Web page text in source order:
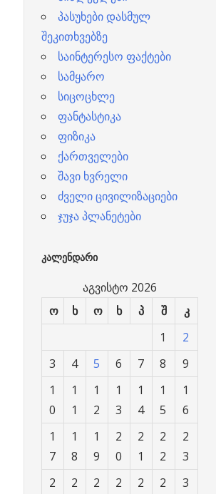
პასუხები დასმულ
შეკითხვებზე
საინტერესო ფაქტები
სამყარო
სიცოცხლე
ფანტასტიკა
ფიზიკა
ქართველები
შავი ხვრელი
ძველი ცივილიზაციები
ჯუჯა პლანეტები
ᲙᲐᲚᲔᲜᲓᲐᲠᲘ
აგვისტო 2026
ო
ხ ო ხ პ შ კ
1
2
3
4 5 6 7 8
9
1
0
1
1
1
2
1
3
1
4
1
5
1
6
1
7
1
8
1
9
2
0
2
1
2
2
2
3
2
2
2
2
2
2
3